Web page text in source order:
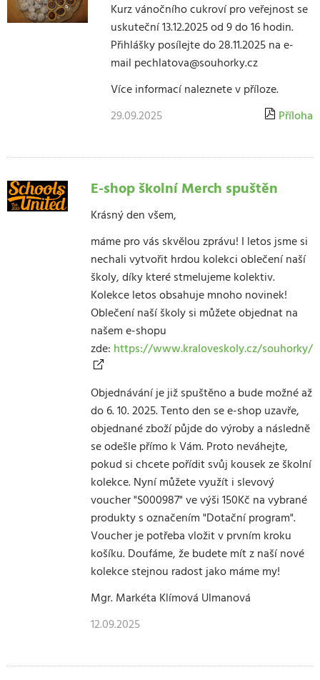
Kurz vánočního cukroví pro veřejnost se
uskuteční 13.12.2025 od 9 do 16 hodin.
Přihlášky posílejte do 28.11.2025 na e-
mail pechlatova@souhorky.cz
Více informací naleznete v příloze.
29.09.2025
Příloha
E-shop školní Merch spuštěn
Krásný den všem,
máme pro vás skvělou zprávu! I letos jsme si
nechali vytvořit hrdou kolekci oblečení naší
školy, díky které stmelujeme kolektiv.
Kolekce letos obsahuje mnoho novinek!
Oblečení naší školy si můžete objednat na
našem e-shopu
zde: https://www.kraloveskoly.cz/souhorky/
Objednávání je již spuštěno a bude možné až
do 6. 10. 2025. Tento den se e-shop uzavře,
objednané zboží půjde do výroby a následně
se odešle přímo k Vám. Proto neváhejte,
pokud si chcete pořídit svůj kousek ze školní
kolekce. Nyní můžete využít i slevový
voucher "S000987" ve výši 150Kč na vybrané
produkty s označením "Dotační program".
Voucher je potřeba vložit v prvním kroku
košíku. Doufáme, že budete mít z naší nové
kolekce stejnou radost jako máme my!
Mgr. Markéta Klímová Ulmanová
12.09.2025